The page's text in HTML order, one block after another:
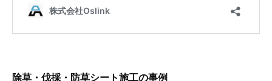
除草・伐採・防草シート施工の事例